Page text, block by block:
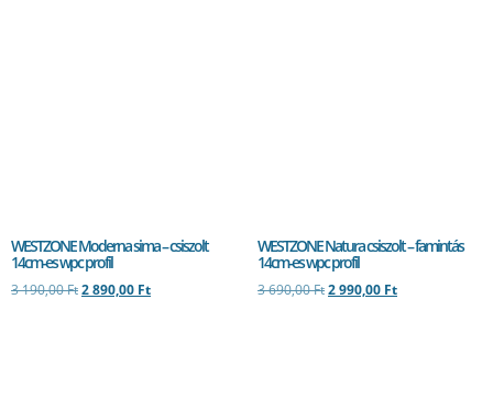
WESTZONE Moderna sima – csiszolt
14cm-es wpc profil
3 190,00Ft2 890,00 Ft
WESTZONE Natura csiszolt – famintás
14cm-es wpc profil
3 690,00Ft2 990,00 Ft